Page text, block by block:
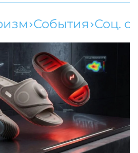
События Соц.